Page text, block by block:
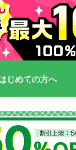
じめての方へ